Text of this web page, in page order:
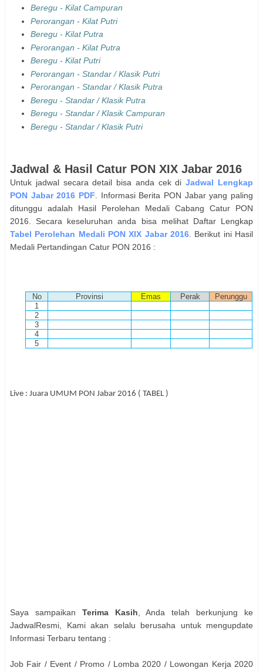
Beregu - Kilat Campuran
Perorangan - Kilat Putri
Beregu - Kilat Putra
Perorangan - Kilat Putra
Beregu - Kilat Putri
Perorangan - Standar / Klasik Putri
Perorangan - Standar / Klasik Putra
Beregu - Standar / Klasik Putra
Beregu - Standar / Klasik Campuran
Beregu - Standar / Klasik Putri
Jadwal & Hasil Catur PON XIX Jabar 2016
Untuk jadwal secara detail bisa anda cek diJadwal Lengkap
PON Jabar 2016 PDF . Informasi Berita PON Jabar yang paling
ditunggu adalah Hasil Perolehan Medali Cabang Catur PON
2016. Secara keseluruhan anda bisa melihat Daftar Lengkap
Tabel Perolehan Medali PON XIX Jabar 2016 . Berikut ini Hasil
Medali Pertandingan Catur PON 2016 :
No Provinsi Emas Perak
Perunggu
1
2
3
4
5
Live : Juara UMUM PON Jabar 2016 ( TABEL )
Saya sampaikan Terima Kasih , Anda telah berkunjung ke
JadwalResmi, Kami akan selalu berusaha untuk mengupdate
Informasi Terbaru tentang :
Job Fair / Event / Promo / Lomba 2020 / Lowongan Kerja 2020